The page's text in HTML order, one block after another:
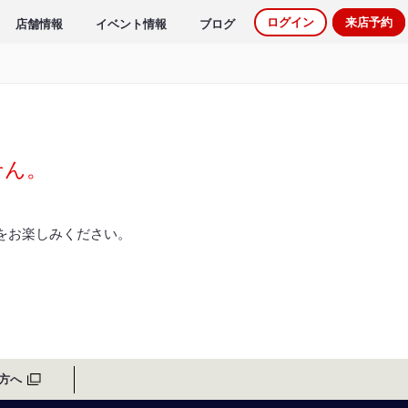
店舗情報 イベント情報 ブログ ログイン 来店予約
。
楽しみください。
へ